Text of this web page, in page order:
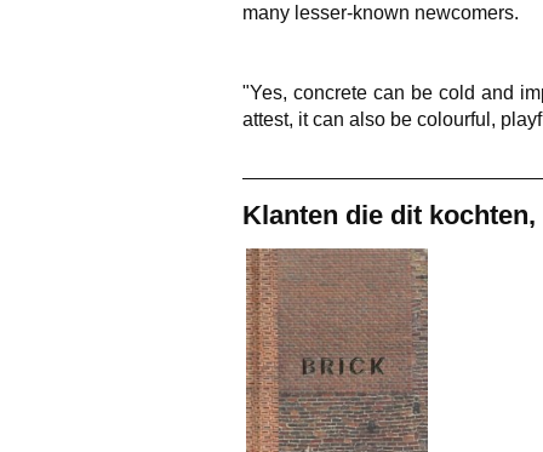
many lesser-known newcomers.
"Yes, concrete can be cold and
attest, it can also be colourful,
Klanten die dit